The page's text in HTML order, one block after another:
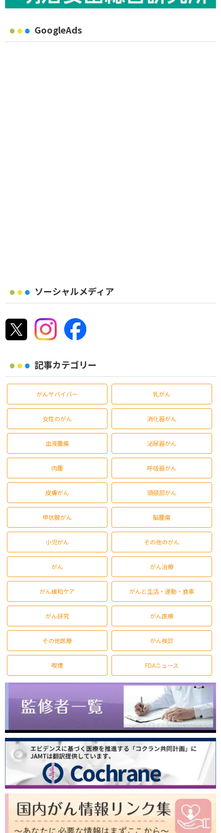
GoogleAds
ソーシャルメディア
記事カテゴリー
がんサバイバー 乳がん
女性のがん 消化器がん
血液腫瘍 泌尿器がん
肉腫 呼吸器がん
皮膚がん 頭頸部がん
甲状腺がん 脳腫瘍
小児がん その他のがん
がん がん治療
がん緩和ケア がんと生活・運動・食事
がん研究 がん医療
その他医療 がん検診
喫煙 FDAニュース